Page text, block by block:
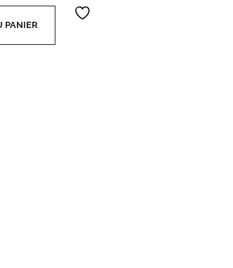
(soit 2,65€ l'unité) - Cristalinas Woman #77
PANIER